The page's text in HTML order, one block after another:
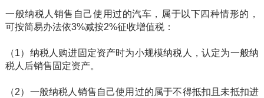
一般纳税人销售自己使用过的汽车，属于以下四种情形的，
可按简易办法依3%减按2%征收增值税：
（1）纳税人购进固定资产时为小规模纳税人，认定为一般纳
税人后销售固定资产。
（2）一般纳税人销售自己使用过的属于不得抵扣且未抵扣进